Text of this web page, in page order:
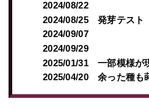
2024/08/22
2024/08/25 発芽テスト
2024/09/07
2024/09/29
2025/01/31 一部模様が
2025/04/20 余った種も